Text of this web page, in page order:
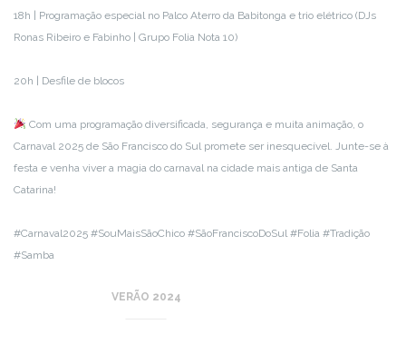
18h | Programação especial no Palco Aterro da Babitonga e trio elétrico (DJs
Ronas Ribeiro e Fabinho | Grupo Folia Nota 10)
20h | Desfile de blocos
Com uma programação diversificada, segurança e muita animação, o
Carnaval 2025 de São Francisco do Sul promete ser inesquecível. Junte-se à
festa e venha viver a magia do carnaval na cidade mais antiga de Santa
Catarina!
#Carnaval2025 #SouMaisSãoChico #SãoFranciscoDoSul #Folia #Tradição
#Samba
VERÃO 2024